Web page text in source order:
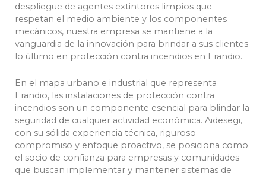
despliegue de agentes extintores limpios que
respetan el medio ambiente y los componentes
mecánicos, nuestra empresa se mantiene a la
vanguardia de la innovación para brindar a sus clientes
lo último en protección contra incendios en Erandio.
En el mapa urbano e industrial que representa
Erandio, las instalaciones de protección contra
incendios son un componente esencial para blindar la
seguridad de cualquier actividad económica. Aidesegi,
con su sólida experiencia técnica, riguroso
compromiso y enfoque proactivo, se posiciona como
el socio de confianza para empresas y comunidades
que buscan implementar y mantener sistemas de